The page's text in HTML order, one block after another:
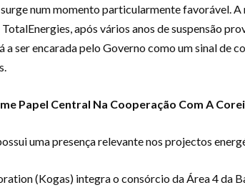
num momento particularmente favorável.
após vários anos de suspensão
a ser encarada pelo Governo como um sinal de
Papel Central Na Cooperação Com A
uma presença relevante nos projectos
(Kogas) integra o consórcio da Área 4 da